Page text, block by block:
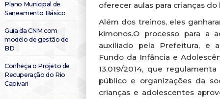
Plano Municipal de
Saneamento Básico
Guia da CNM com
modelo de gestão de
BD
Conheça o Projeto de
Recuperação do Rio
Capivari
oferecer aulas para crianças do
Além dos treinos, eles
kimonos.O processo para a
auxiliado pela Prefeitura, e
Fundo da Infância e
13.019/2014, que
público e organizações da
crianças e adolescentes